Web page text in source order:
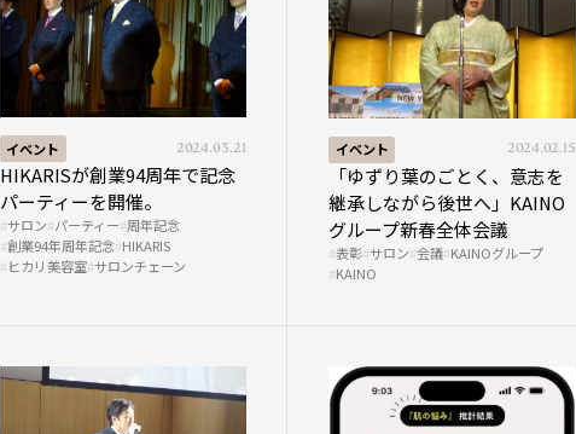
イベント 2024.03.21
HIKARISが創業94周年で記念
パーティーを開催。
サロン パーティー 周年記念
創業94年周年記念 HIKARIS
ヒカリ美容室 サロンチェーン
イベント 2024.02.15
「ゆずり葉のごとく、意志を
継承しながら後世へ」KAINO
グループ新春全体会議
表彰 サロン 会議 KAINOグループ
KAINO